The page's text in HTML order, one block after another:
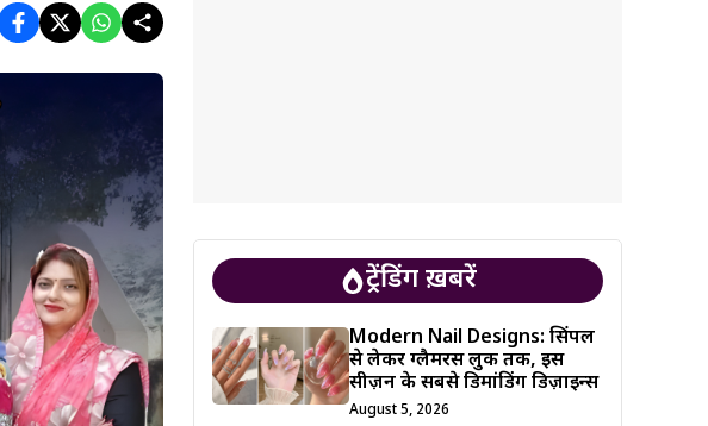
ट्रेंडिंग ख़बरें
Modern Nail Designs: सिंपल
से लेकर ग्लैमरस लुक तक, इस
सीज़न के सबसे डिमांडिंग डिज़ाइन्स
August 5, 2026